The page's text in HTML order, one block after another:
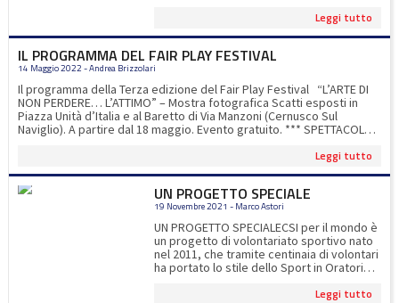
quest'anno: corsi di padel e il pranzo
sperimentare 12 sport diversi, compresi il
padel e la piscina Quest’anno presentiamo
un ASO SPORT CAMP in formato maxi per
soddisfare la voglia dei nostri bambini e
ragazzi di amicizia, divertimento e libertà.
Si parte il 13 giugno e si prosegue fino al 9
settembre. luglio. Sette settimane di
sport e gioco all’aria aperta. Iscrizione a
numero chiuso Periodo 13 Giugno – 9
settembreOrari & Attività: 8.00 – 9.00
accoglienza9.00 -16.30 attività16.30-17.00
uscita per infoasosportcamp@gmail.com
Leggi tutto
IL PROGRAMMA DEL FAIR PLAY FESTIVAL
14 Maggio 2022 - Andrea Brizzolari
Il programma della Terza edizione del Fair Play Festival “L’ARTE DI
NON PERDERE… L’ATTIMO” – Mostra fotografica Scatti esposti in
Piazza Unità d’Italia e al Baretto di Via Manzoni (Cernusco Sul
Naviglio). A partire dal 18 maggio. Evento gratuito. *** SPETTACOLO-
ore 21 Evento gratuito con prenotazione obbligatoria. Con la
*** FAIR PLAY FINANZIARIO Auditorium della BCC Banca di Credito
Cooperativo, Via Giovanni Bosco, Carugate 25 maggio - ore 18.30
Evento gratuito con prenotazione obbligatoria. Con la
partecipazione di Marco Bellinazzo, Giovanni Capuano, Carlo Genta,
Sacro Cuore di Milano - Aula Pio XI 26 maggio - ore 17.00 Evento
gratuito con prenotazione obbligatoria. Con la partecipazione della
Prof.ssa Paola Abbiezzi, del Prof. Piermarco Aroldi, di Claudio
Arrigoni, di Gian Marco Duina, di Paolo Marelli e Andrea Brizzolari.
Leggi tutto
UN PROGETTO SPECIALE
19 Novembre 2021 - Marco Astori
UN PROGETTO SPECIALECSI per il mondo è
un progetto di volontariato sportivo nato
nel 2011, che tramite centinaia di volontari
ha portato lo stile dello Sport in Oratorio
piantare il seme dell’educazione,Leggi tutto